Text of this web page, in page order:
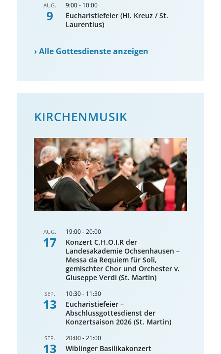
AUG.
9
9:00- 10:00
Eucharistiefeier (Hl. Kreuz / St.
Laurentius)
›Alle Gottesdienste anzeigen
KIRCHENMUSIK
AUG.
17
19:00-20:00
Konzert C.H.O.I.R der
Landesakademie Ochsenhausen –
Messa da Requiem für Soli,
gemischter Chor und Orchester v.
Giuseppe Verdi (St. Martin)
SEP.
13
10:30- 11:30
Eucharistiefeier –
Abschlussgottesdienst der
Konzertsaison 2026 (St. Martin)
SEP.
13
20:00-21:00
Wiblinger Basilikakonzert